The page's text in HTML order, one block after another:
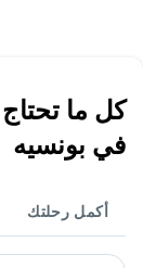
كل ما
في بونسيه
أكمل رحلتك